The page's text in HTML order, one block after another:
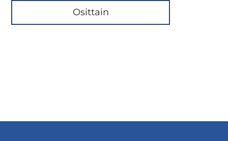
Osittain